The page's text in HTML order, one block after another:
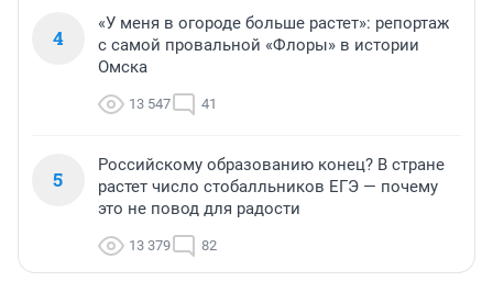
4
«У меня в огороде больше растет»: репортаж
с самой провальной «Флоры» в истории
Омска
13 547 41
5
Российскому образованию конец? В стране
растет число стобалльников ЕГЭ — почему
это не повод для радости
13 379 82